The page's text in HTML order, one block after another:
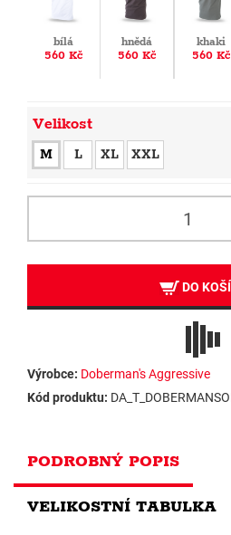
bílá
560 Kč
hnědá
560 Kč
khaki
560 Kč
Velikost
M L XL XXL
DO
Výrobce: Doberman's Aggressive
Kód produktu:
PODROBNÝ POPIS
VELIKOSTNÍ TABULKA